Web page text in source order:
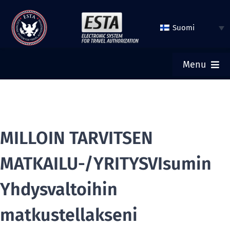
sisältöön
Suomi
Menu
TARKISTA ESTA:N TILA
LIIKEMATKA-TURISTIVIISUMI
MILLOIN TARVITSEN
MATKAILU-/YRITYSVIsumin
Yhdysvaltoihin
matkustellakseni